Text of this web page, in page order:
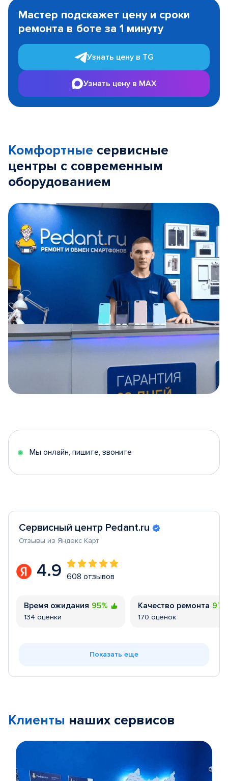
1
Мастер подскажет цену и сроки
ремонта в боте за 1 минуту
Узнать цену в TG
Узнать цену в MAX
Комфортные сервисные
центры с современным
оборудованием
5
Мы онлайн, пишите, звоните
Сервисный центр Pedant.ru
Отзывы из Яндекс Карт
4.9 608 отзывов
Время ожидания 95%
134 оценки
Качество ремонта
170 оценок
Показать еще
Клиенты наших сервисов